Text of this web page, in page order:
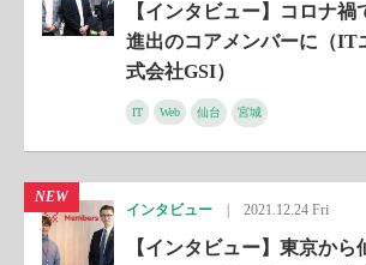
【インタビュー】コロナ
進出のコアメンバーに（IT
式会社GSI）
IT Web 仙台 宮城
NEW
インタビュー 2021.12.24 Fri
【インタビュー】東京か